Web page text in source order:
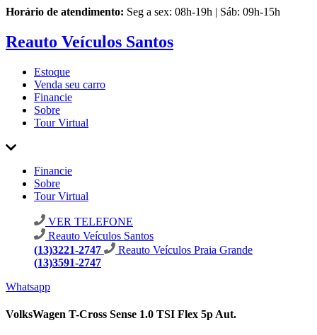
Horário de atendimento: Seg a sex: 08h-19h | Sáb: 09h-15h
Reauto Veículos Santos
Estoque
Venda seu carro
Financie
Sobre
Tour Virtual
Financie
Sobre
Tour Virtual
VER TELEFONE
Reauto Veículos Santos
(13)3221-2747
Reauto Veículos Praia Grande
(13)3591-2747
Whatsapp
VolksWagen T-Cross Sense 1.0 TSI Flex 5p Aut.